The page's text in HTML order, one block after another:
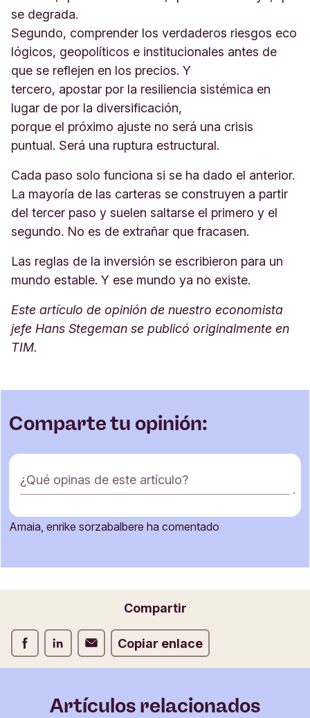
se degrada.
Segundo, comprender los verdaderos riesgos eco
lógicos, geopolíticos e institucionales antes de
que se reflejen en los precios. Y
tercero, apostar por la resiliencia sistémica en
lugar de por la diversificación,
porque el próximo ajuste no será una crisis
puntual. Será una ruptura estructural.
Cada paso solo funciona si se ha dado el anterior.
La mayoría de las carteras se construyen a partir
del tercer paso y suelen saltarse el primero y el
segundo. No es de extrañar que fracasen.
Las reglas de la inversión se escribieron para un
mundo estable. Y ese mundo ya no existe.
Este artículo de opinión de nuestro economista
jefe Hans Stegeman se publicó originalmente en
TIM.
Comparte tu opinión:
F
o
m
a
d
e
c
¿Qué opinas de este artículo?
Correo electrónico
Amaia, enrike sorzabalbere ha comentado
Compartir
Compartir Facebook
Compartir LinkedIn
Compartir Correo electrónico
Copiar enlace
Artículos relacionados